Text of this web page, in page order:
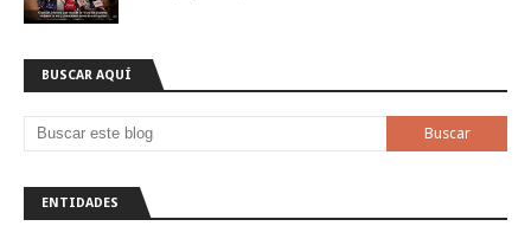
BUSCAR AQUÍ
ENTIDADES